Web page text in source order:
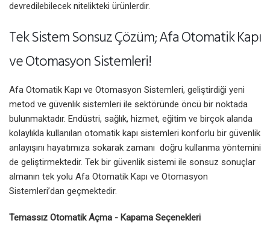
devredilebilecek nitelikteki ürünlerdir.
Tek Sistem Sonsuz Çözüm; Afa Otomatik Kapı
ve Otomasyon Sistemleri!
Afa Otomatik Kapı ve Otomasyon Sistemleri, geliştirdiği yeni
metod ve güvenlik sistemleri ile sektöründe öncü bir noktada
bulunmaktadır. Endüstri, sağlık, hizmet, eğitim ve birçok alanda
kolaylıkla kullanılan otomatik kapı sistemleri konforlu bir güvenlik
anlayışını hayatımıza sokarak zamanı doğru kullanma yöntemini
de geliştirmektedir. Tek bir güvenlik sistemi ile sonsuz sonuçlar
almanın tek yolu Afa Otomatik Kapı ve Otomasyon
Sistemleri’dan geçmektedir.
Temassız Otomatik Açma - Kapama Seçenekleri